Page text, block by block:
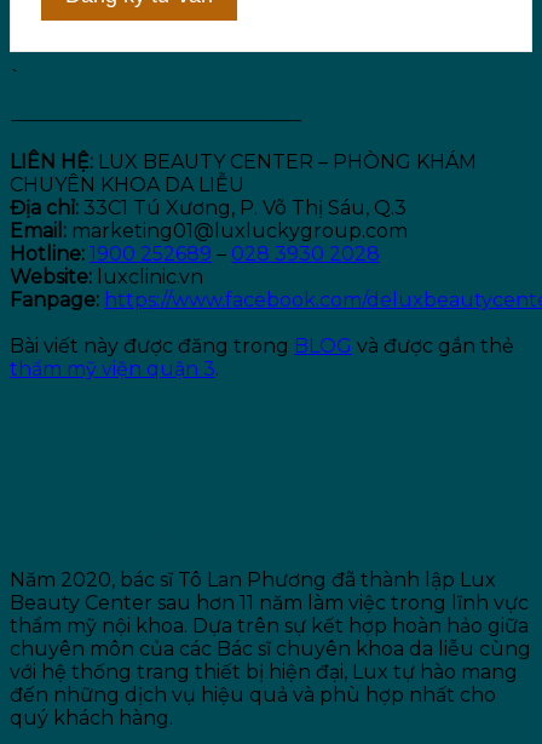
`
———————————————
LIÊN HỆ: LUX BEAUTY CENTER – PHÒNG KHÁM
CHUYÊN KHOA DA LIỄU
Địa chỉ: 33C1 Tú Xương, P. Võ Thị Sáu, Q.3
Email: marketing01@luxluckygroup.com
Hotline: 1900 252689 – 028 3930 2028
Website: luxclinic.vn
Fanpage: https://www.facebook.com/
Bài viết này được đăng trong BLOG và được gắn thẻ
thẩm mỹ viện quận 3.
Năm 2020, bác sĩ Tô Lan Phương đã thành lập Lux
Beauty Center sau hơn 11 năm làm việc trong lĩnh vực
thẩm mỹ nội khoa. Dựa trên sự kết hợp hoàn hảo giữa
chuyên môn của các Bác sĩ chuyên khoa da liễu cùng
với hệ thống trang thiết bị hiện đại, Lux tự hào mang
đến những dịch vụ hiệu quả và phù hợp nhất cho
quý khách hàng.